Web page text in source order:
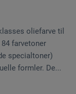
oliefarve til
farvetoner
specialtoner)
formler. De...